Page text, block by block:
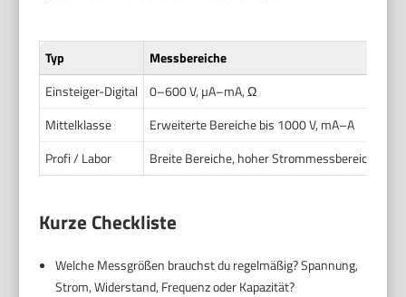
Typ Messbereiche
Einsteiger-Digital
0–600 V, µA–mA, Ω
Mittelklasse
Erweiterte Bereiche bis 1000 V, mA–A
Profi / Labor
Breite Bereiche, hoher Strommessbereich
Kurze Checkliste
Welche Messgrößen brauchst du regelmäßig? Spannung,
Strom, Widerstand, Frequenz oder Kapazität?